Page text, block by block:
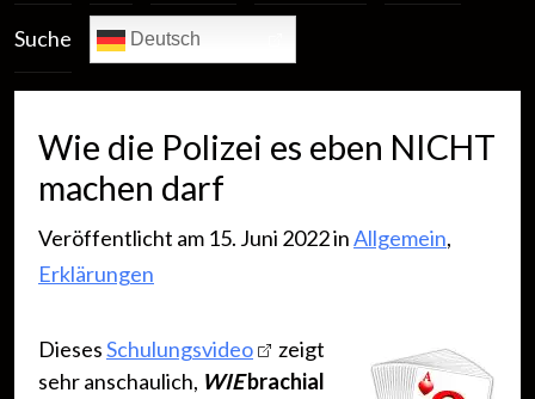
Suche Deutsch
Wie die Polizei es eben NICHT
machen darf
Veröffentlicht am 15. Juni 2022 inAllgemein,
Erklärungen
DiesesSchulungsvideo
zeigt
sehr anschaulich, WIEbrachial